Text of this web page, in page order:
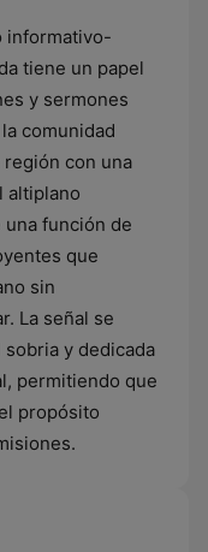
informativo-
tiene un papel
y sermones
comunidad
con una
altiplano
función de
que
sin
La señal se
y dedicada
permitiendo que
propósito